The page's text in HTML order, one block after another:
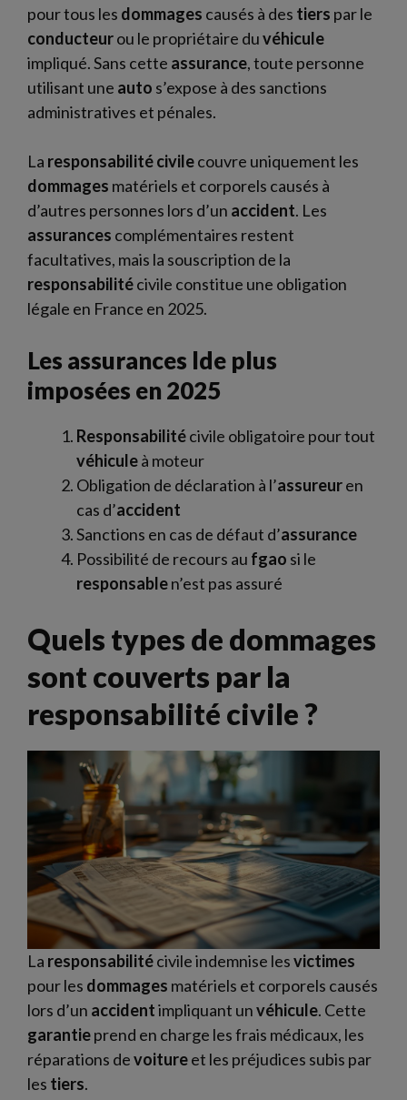
pour tous les dommages causés à des tiers par le
conducteurou le propriétaire duvéhicule
impliqué. Sans cette assurance, toute personne
utilisant une auto s’expose à des sanctions
administratives et pénales.
La responsabilité civilecouvre uniquement les
dommages matériels et corporels causés à
d’autres personnes lors d’un accident. Les
assurances complémentaires restent
facultatives, mais la souscription de la
responsabilitécivile constitue une obligation
légale en France en 2025.
Les assurances lde plus
imposées en 2025
Responsabilitécivile obligatoire pour tout
véhiculeà moteur
Obligation de déclaration à l’assureuren
cas d’accident
Sanctions en cas de défaut d’assurance
Possibilité de recours au fgao si le
responsablen’est pas assuré
Quels types de dommages
sont couverts par la
responsabilité civile ?
La responsabilitécivile indemnise lesvictimes
pour les dommages matériels et corporels causés
lors d’un accidentimpliquant unvéhicule. Cette
garantieprend en charge les frais médicaux, les
réparations devoitureet les préjudices subis par
les tiers.